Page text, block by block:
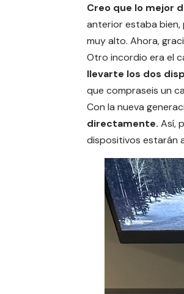
Creo que lo mejor
anterior estaba bien,
muy alto. Ahora,
Otro incordio era el
llevarte los dos
que compraseis un
Con la nueva
directamente. Así,
dispositivos estarán